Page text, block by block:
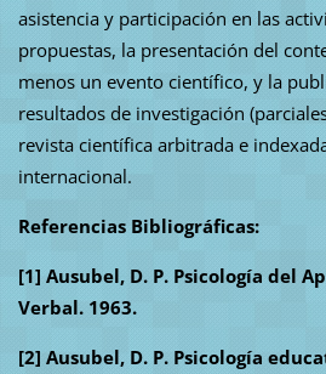
asistencia y participación en las
propuestas, la presentación del
menos un evento científico, y la
resultados de investigación
revista científica arbitrada e
internacional.
Referencias Bibliográficas:
[1] Ausubel, D. P. Psicología del
Verbal. 1963.
[2] Ausubel, D. P. Psicología